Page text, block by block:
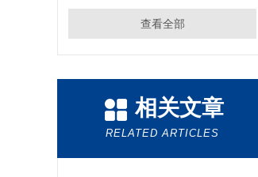
查看全部
相关文章
RELATED ARTICLES